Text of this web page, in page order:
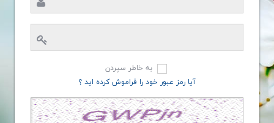
به خاطر سپردن
آیا رمز عبور خود را فراموش کرده اید ؟